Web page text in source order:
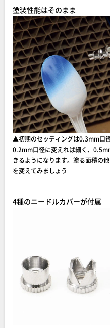
塗装性能はそのまま
▲初期のセッティングは0.3mm口
0.2mm口径に変えれば細く、
きるようになります。塗る面積の
を変えてみましょう
4種のニードルカバーが付属